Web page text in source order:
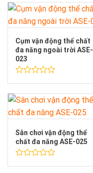
hạng
0
5
sao
Cụm vận động thể chất
đa năng ngoài trời ASE-
023
hạng
0
5
sao
Sân chơi vận động thể
chất đa năng ASE-025